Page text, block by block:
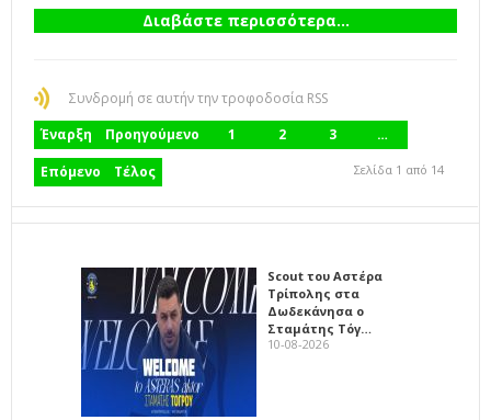
Διαβάστε περισσότερα...
Συνδρομή σε αυτήν την τροφοδοσία RSS
Έναρξη
Προηγούμενο 1 2 3
…
Επόμενο
Τέλος Σελίδα 1 από 14
Scout του Αστέρα
Τρίπολης στα
Δωδεκάνησα ο
Σταμάτης Τόγ…
10-08-2026